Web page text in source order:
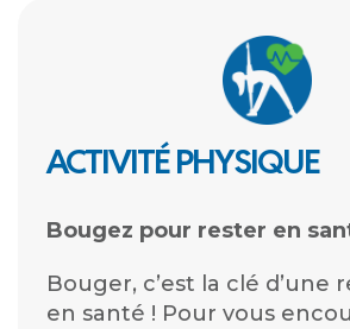
ACTIVITÉ PHYSIQUE
Bougez pour rester en
Bouger, c’est la clé d’une
en santé ! Pour vous